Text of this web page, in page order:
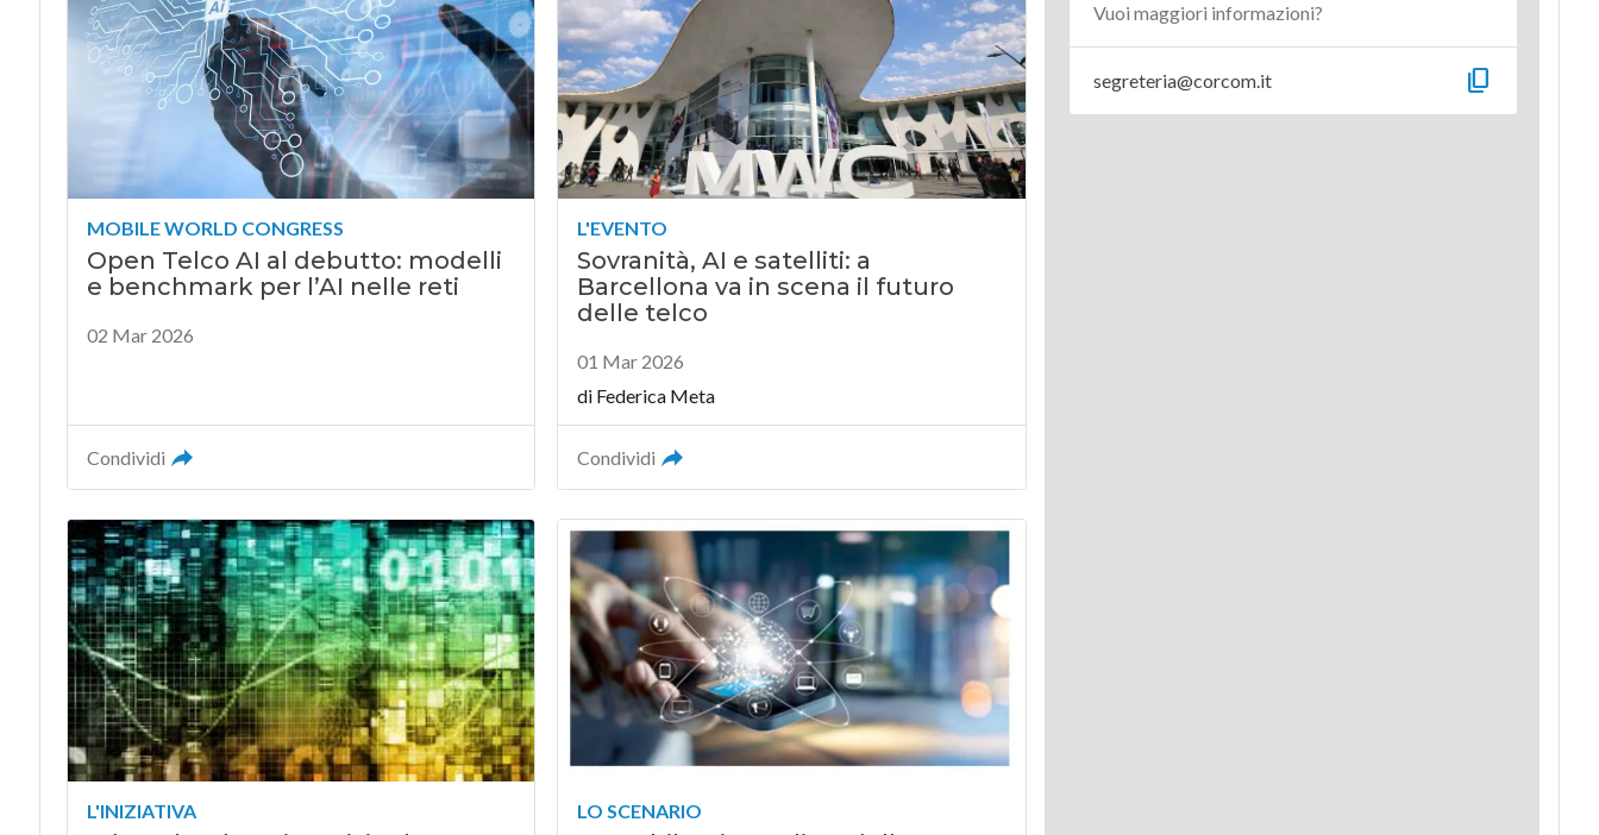
MOBILE WORLD CONGRESS
Open Telco AI al debutto: modelli
e benchmark per l’AI nelle reti
02 Mar 2026
Condividi
L'EVENTO
Sovranità, AI e satelliti: a
Barcellona va in scena il futuro
delle telco
01 Mar 2026
di Federica Meta
Condividi
L'INIZIATIVA LO SCENARIO
Vuoi maggiori informazioni?
segreteria@corcom.it content_copy